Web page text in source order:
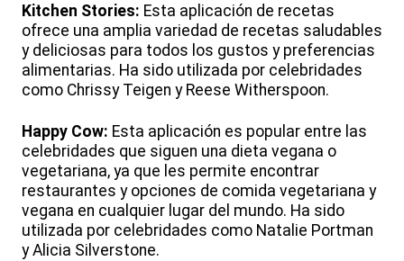
Kitchen Stories: Esta aplicación de recetas
ofrece una amplia variedad de recetas saludables
y deliciosas para todos los gustos y preferencias
alimentarias. Ha sido utilizada por celebridades
como Chrissy Teigen y Reese Witherspoon.
Happy Cow: Esta aplicación es popular entre las
celebridades que siguen una dieta vegana o
vegetariana, ya que les permite encontrar
restaurantes y opciones de comida vegetariana y
vegana en cualquier lugar del mundo. Ha sido
utilizada por celebridades como Natalie Portman
y Alicia Silverstone.